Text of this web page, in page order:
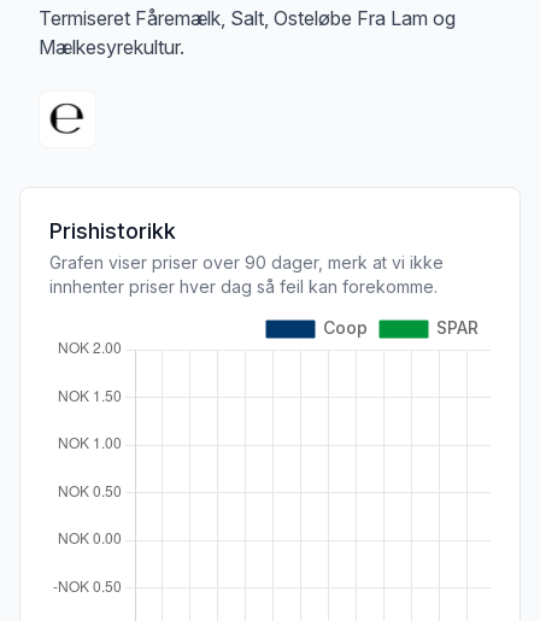
Termiseret Fåremælk, Salt, Osteløbe Fra Lam og
Mælkesyrekultur.
Prishistorikk
Grafen viser priser over 90 dager, merk at vi ikke
innhenter priser hver dag så feil kan forekomme.